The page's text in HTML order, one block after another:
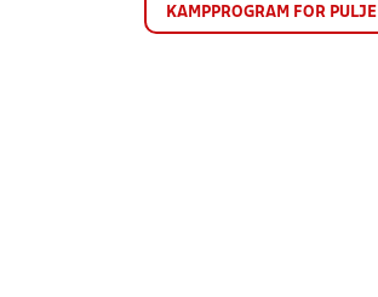
KAMPPROGRAM FOR PULJE